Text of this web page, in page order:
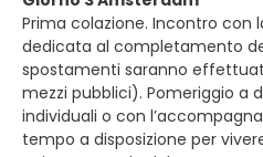
Prima colazione. Incontro
dedicata al completamento
spostamenti saranno
mezzi pubblici). Pomeriggio a
individuali o con
tempo a disposizione per